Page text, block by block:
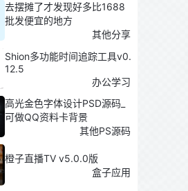
去摆摊了才发现好多比1688
批发便宜的地方
其他分享
Shion多功能时间追踪工具v0.
12.5
办公学习
高光金色字体设计PSD源码_
可做QQ资料卡背景
其他PS源码
橙子直播TV v5.0.0版
盒子应用